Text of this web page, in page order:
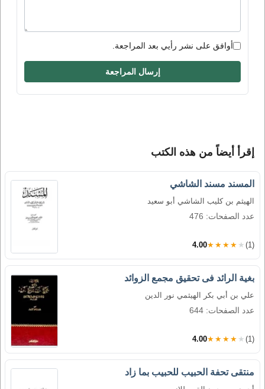
أوافق على نشر رأيي بعد المراجعة.
إرسال المراجعة
إقرأ أيضاً من هذه الكتب
المسند مسند الشاشي
الهيثم بن كليب الشاشي أبو سعيد
عدد الصفحات: 476
4.00★★★★★ (1)
بغية الرائد فى تحقيق مجمع الزوائد
علي بن أبي بكر الهيثمي نور الدين
عدد الصفحات: 644
4.00★★★★★ (1)
منتقى تحفة الحبيب للحبيب بما زاد